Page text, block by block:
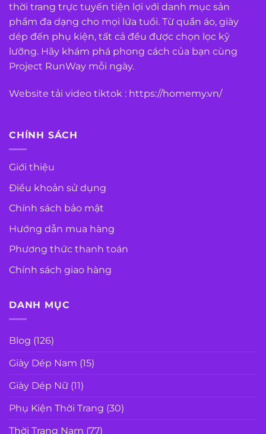
thời trang trực tuyến tiện lợi với danh mục sản
phẩm đa dạng cho mọi lứa tuổi. Từ quần áo, giày
dép đến phụ kiện, tất cả đều được chọn lọc kỹ
lưỡng. Hãy khám phá phong cách của bạn cùng
Project RunWay mỗi ngày.
Website tải video tiktok : https://homemy.vn/
CHÍNH SÁCH
Giới thiệu
Điều khoản sử dụng
Chính sách bảo mật
Hướng dẫn mua hàng
Phương thức thanh toán
Chính sách giao hàng
DANH MỤC
Blog (126)
Giày Dép Nam (15)
Giày Dép Nữ (11)
Phụ Kiện Thời Trang (30)
Thời Trang Nam (77)